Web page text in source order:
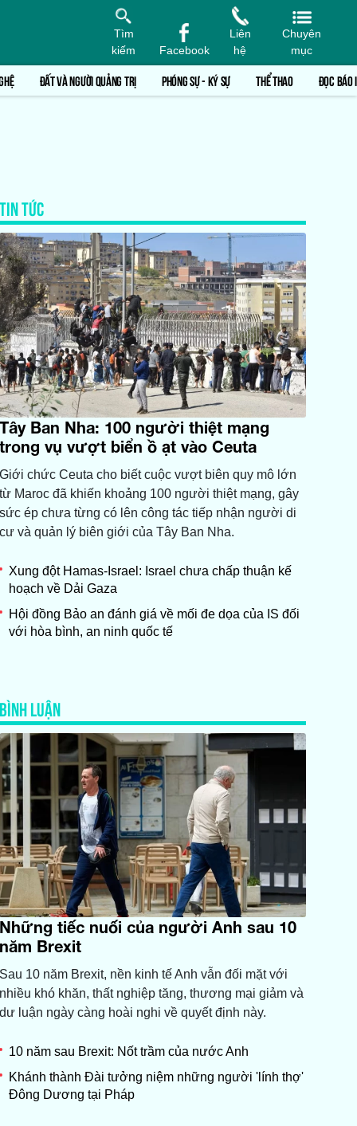
Tìm
kiếm
Facebook
Liên
hệ
Chuyên
mục
ĐẤT VÀ NGƯỜI QUẢNG TRỊ PHÓNG SỰ - KÝ SỰ THỂ THAO ĐỌC BÁO
TỨC
Ban Nha: 100 người thiệt mạng
vụ vượt biển ồ ạt vào Ceuta
chức Ceuta cho biết cuộc vượt biên quy mô lớn
Maroc đã khiến khoảng 100 người thiệt mạng, gây
ép chưa từng có lên công tác tiếp nhận người di
và quản lý biên giới của Tây Ban Nha.
Xung đột Hamas-Israel: Israel chưa chấp thuận kế
hoạch về Dải Gaza
Hội đồng Bảo an đánh giá về mối đe dọa của IS đối
với hòa bình, an ninh quốc tế
LUẬN
tiếc nuối của người Anh sau 10
Brexit
10 năm Brexit, nền kinh tế Anh vẫn đối mặt với
khó khăn, thất nghiệp tăng, thương mại giảm và
luận ngày càng hoài nghi về quyết định này.
10 năm sau Brexit: Nốt trầm của nước Anh
Khánh thành Đài tưởng niệm những người 'lính thợ'
Đông Dương tại Pháp